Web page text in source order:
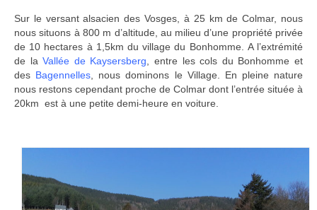
Sur le versant alsacien des Vosges, à 25 km de Colmar, nous
nous situons à 800 m d’altitude, au milieu d’une propriété privée
de 10 hectares à 1,5km du village du Bonhomme. A l’extrémité
de laVallée de Kaysersberg , entre les cols du Bonhomme et
des Bagennelles , nous dominons le Village. En pleine nature
nous restons cependant proche de Colmar dont l’entrée située à
20km est à une petite demi-heure en voiture.